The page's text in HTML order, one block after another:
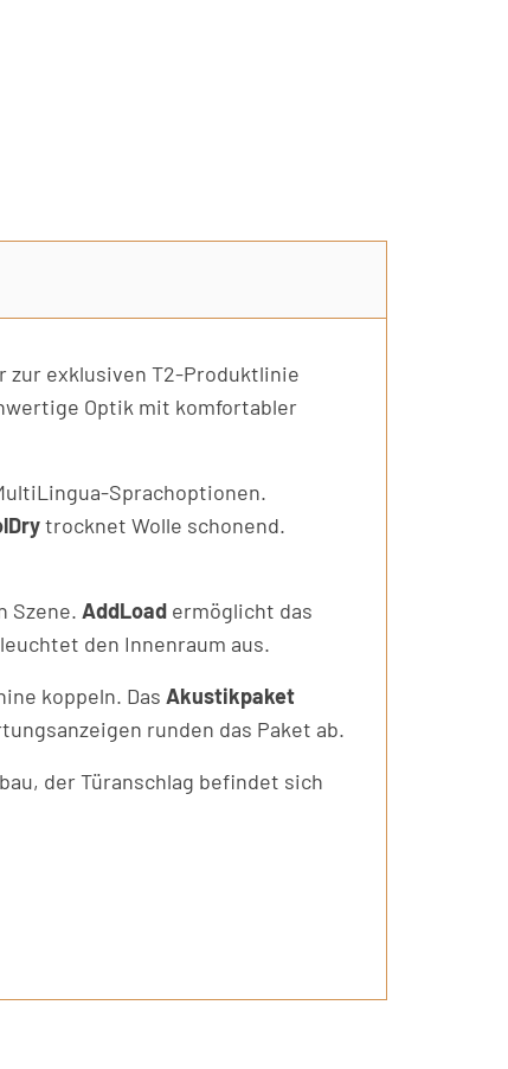
zur exklusiven T2-Produktlinie
Optik mit komfortabler
Sprachoptionen.
trocknet Wolle schonend.
Szene. AddLoad ermöglicht das
leuchtet den Innenraum aus.
koppeln. Das Akustikpaket
runden das Paket ab.
der Türanschlag befindet sich